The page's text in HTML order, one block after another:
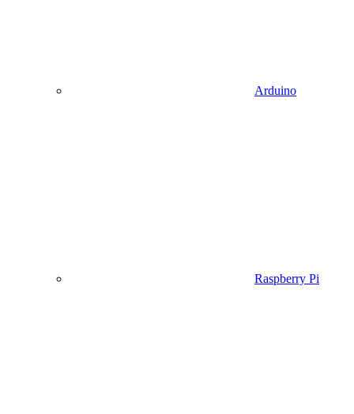
Arduino
Raspberry Pi